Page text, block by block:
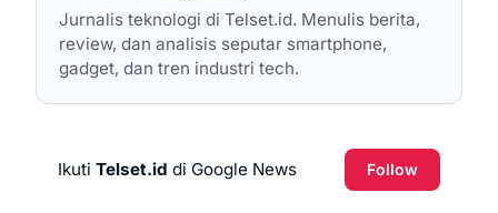
Jurnalis teknologi di Telset.id. Menulis berita,
review, dan analisis seputar smartphone,
gadget, dan tren industri tech.
Ikuti Telset.id di Google News Follow